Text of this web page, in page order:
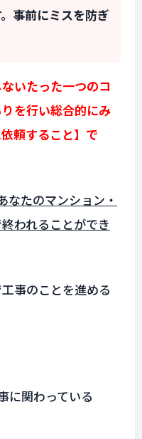
事前にミスを防ぎ
いたった一つのコ
を行い総合的にみ
頼すること】で
なたのマンション・
われることができ
事のことを進める
に関わっている